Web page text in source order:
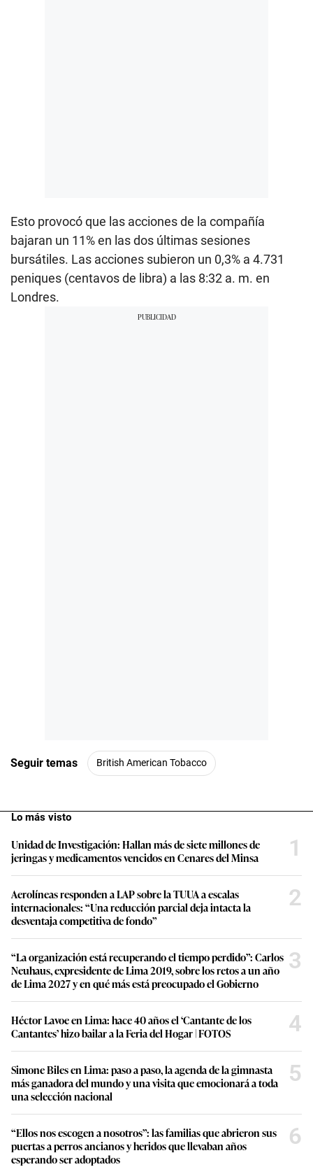
Esto provocó que las acciones de la compañía
bajaran un 11% en las dos últimas sesiones
bursátiles. Las acciones subieron un 0,3% a 4.731
peniques (centavos de libra) a las 8:32 a. m. en
Londres.
Seguir temas British American Tobacco
Lo más visto
Unidad de Investigación: Hallan más de siete millones de
jeringas y medicamentos vencidos en Cenares del Minsa
1
Aerolíneas responden a LAP sobre la TUUA a escalas
internacionales: “Una reducción parcial deja intacta la
desventaja competitiva de fondo”
2
“La organización está recuperando el tiempo perdido”: Carlos
Neuhaus, expresidente de Lima 2019, sobre los retos a un año
de Lima 2027 y en qué más está preocupado el Gobierno
3
Héctor Lavoe en Lima: hace 40 años el ‘Cantante de los
Cantantes’ hizo bailar a la Feria del Hogar | FOTOS
4
Simone Biles en Lima: paso a paso, la agenda de la gimnasta
más ganadora del mundo y una visita que emocionará a toda
una selección nacional
5
“Ellos nos escogen a nosotros”: las familias que abrieron sus
puertas a perros ancianos y heridos que llevaban años
esperando ser adoptados
6